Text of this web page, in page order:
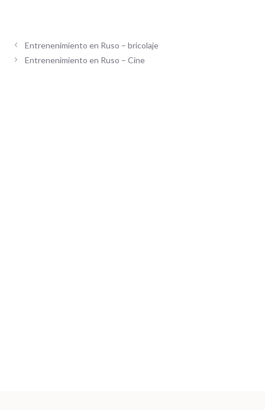
Entrenenimiento en Ruso – bricolaje
Entrenenimiento en Ruso – Cine